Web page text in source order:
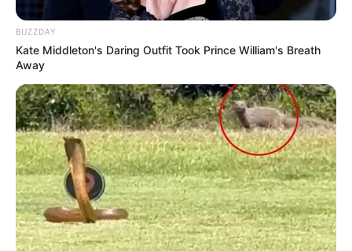
BUZZDAY
Kate Middleton's Daring Outfit Took Prince William's Breath
Away